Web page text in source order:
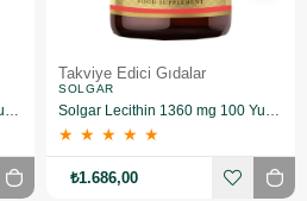
Takviye Edici Gıdalar
SOLGAR
★ ★ ★ ★ ★
₺1.686,00